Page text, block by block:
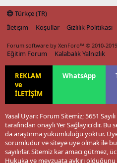
Türkçe (TR)
İletişim
Koşullar Gizlilik Politikası
Forum software by XenForo™ © 2010-
Eğitim Forum Kalabalık Yalnızlık
REKLAM
ve
İLETİŞİM
WhatsApp
Yasal Uyarı: Forum Sitemiz; 5651
tarafından onaylı Yer Sağlayıcı'dır.
da araştırma yükümlülüğü yoktur.
sorumludur ve siteye üye olmak ile
sayılırlar. Sitemiz kar amacı gütmez,
Hukuka ve mevzuata aykırı